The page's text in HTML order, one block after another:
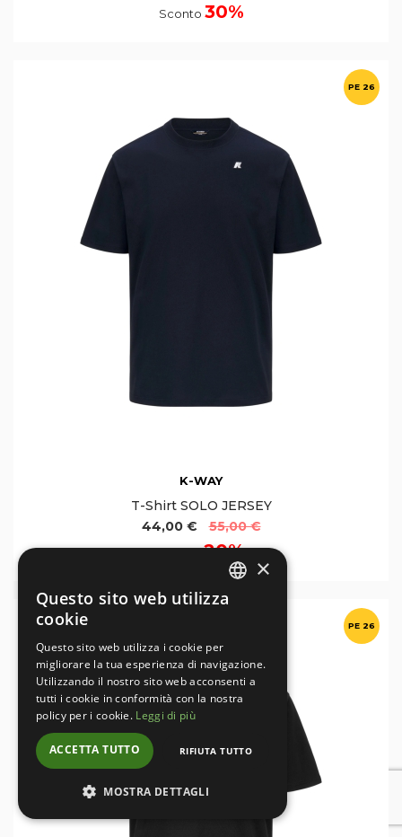
Sconto 30%
PE 26
K-WAY
T-Shirt SOLO JERSEY
44,00 €
55,00 €
Sconto20%
PE 26
×
Questo sito web utilizza
cookie
Questo sito web utilizza i cookie per
migliorare la tua esperienza di navigazione.
Utilizzando il nostro sito web acconsenti a
tutti i cookie in conformità con la nostra
policy per i cookie. Leggi di più
ACCETTA TUTTO RIFIUTA TUTTO
MOSTRA DETTAGLI